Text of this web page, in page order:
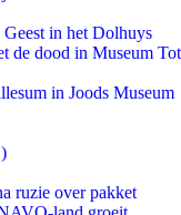
in het Dolhuys
de dood in Museum Tot
in Joods Museum
ruzie over pakket